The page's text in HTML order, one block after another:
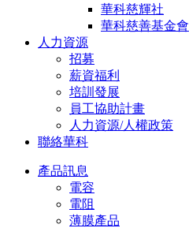
華科慈輝社
華科慈善基金會
人力資源
招募
薪資福利
培訓發展
員工協助計畫
人力資源/人權政策
聯絡華科
產品訊息
電容
電阻
薄膜產品